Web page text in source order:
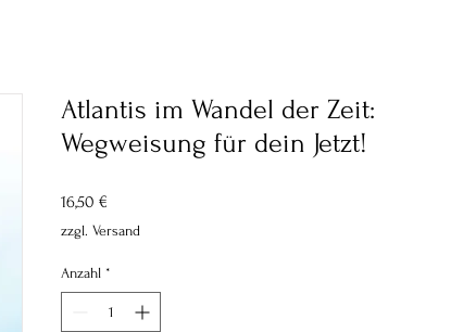
Atlantis im Wandel der Zeit:
Wegweisung für dein Jetzt!
16,50 €
zzgl. Versand
Anzahl *